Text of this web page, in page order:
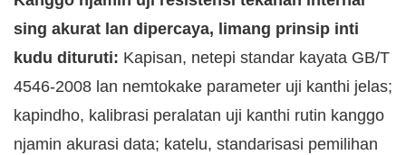
sing akurat lan dipercaya, limang prinsip inti
kudu dituruti: Kapisan, netepi standar kayata GB/T
4546-2008 lan nemtokake parameter uji kanthi jelas;
kapindho, kalibrasi peralatan uji kanthi rutin kanggo
njamin akurasi data; katelu, standarisasi pemilihan